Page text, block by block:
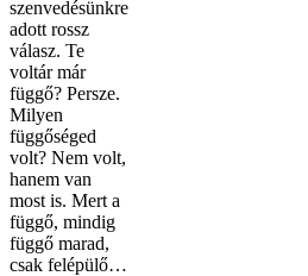
szenvedésünkre
adott rossz
válasz. Te
voltár már
függő? Persze.
Milyen
függőséged
volt? Nem volt,
hanem van
most is. Mert a
függő, mindig
függő marad,
csak felépülő…